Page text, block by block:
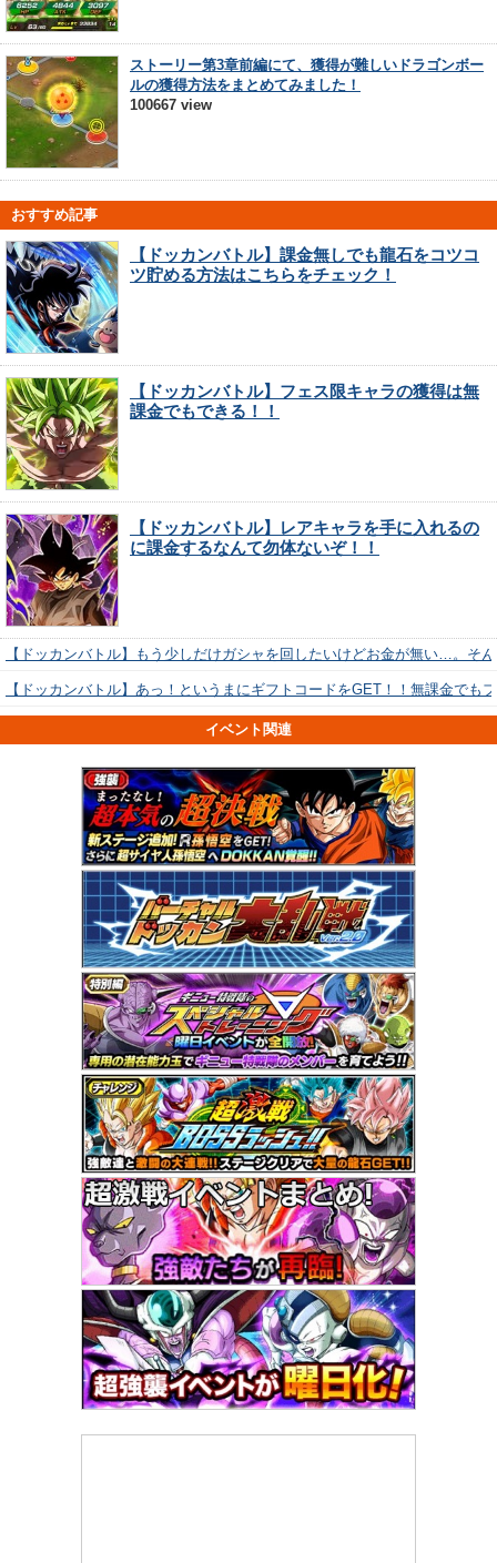
ストーリー第3章前編にて、獲得が難しいドラゴンボー
ルの獲得方法をまとめてみました！
100667 view
おすすめ記事
【ドッカンバトル】課金無しでも龍石をコツコ
ツ貯める方法はこちらをチェック！
【ドッカンバトル】フェス限キャラの獲得は無
課金でもできる！！
【ドッカンバトル】レアキャラを手に入れるの
に課金するなんて勿体ないぞ！！
【ドッカンバトル】もう少しだけガシャを回したいけどお金が無い…。そ
【ドッカンバトル】あっ！というまにギフトコードをGET！！無課金でも
イベント関連